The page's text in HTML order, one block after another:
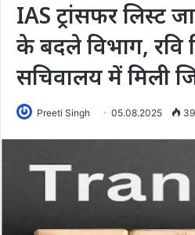
IAS ट्रांसफर लिस्ट
के बदले विभाग, रवि
सचिवालय में मिली
Preeti Singh 05.08.2025